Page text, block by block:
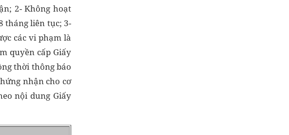
2- Không hoạt
tháng liên tục; 3-
các vi phạm là
quyền cấp Giấy
thời thông báo
nhận cho cơ
nội dung Giấy